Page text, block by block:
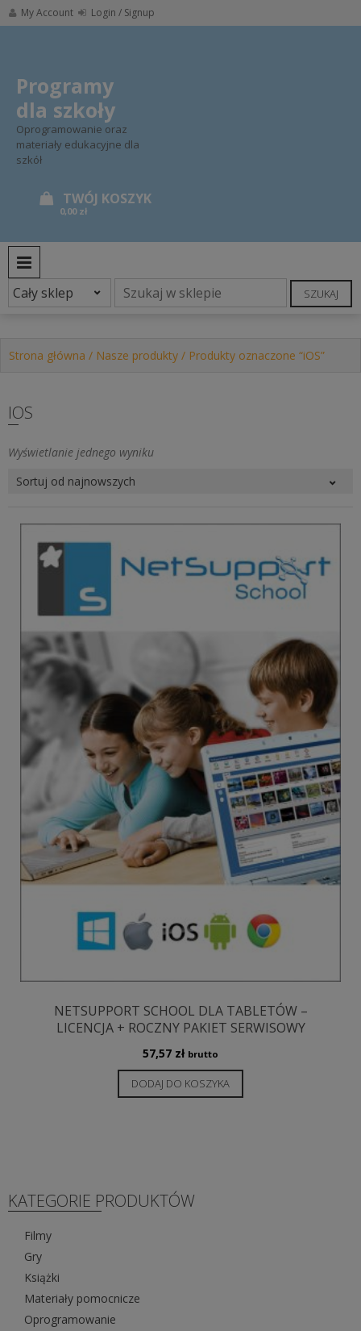
Skip
to
My Account Login / Signup
Programy
dla szkoły
Oprogramowanie oraz
materiały edukacyjne dla
szkół
0,00 zł
SZUKAJ
Strona główna / Nasze produkty / Produkty oznaczone “iOS”
IOS
Wyświetlanie jednego wyniku
NETSUPPORT SCHOOL DLA TABLETÓW –
LICENCJA + ROCZNY PAKIET SERWISOWY
57,57 zł brutto
DODAJ DO KOSZYKA
KATEGORIE PRODUKTÓW
Filmy
Gry
Książki
Materiały pomocnicze
Oprogramowanie